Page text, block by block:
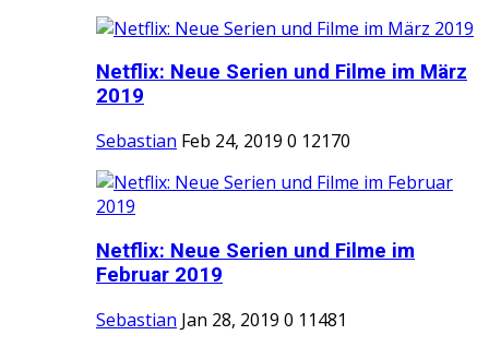
Netflix: Neue Serien und Filme im März
2019
Sebastian Feb 24, 2019 0 12170
Netflix: Neue Serien und Filme im
Februar 2019
Sebastian Jan 28, 2019 0 11481